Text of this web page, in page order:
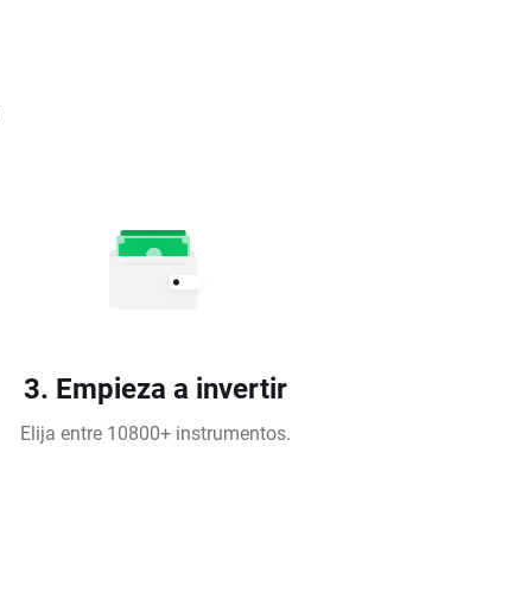
3. Empieza a invertir
Elija entre 10800+ instrumentos.